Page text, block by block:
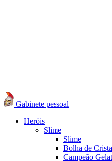
Gabinete pessoal
Heróis
Slime
Slime
Bolha de
Campeão